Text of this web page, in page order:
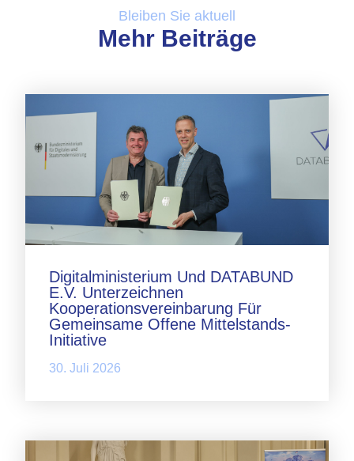
Bleiben Sie aktuell
Mehr Beiträge
Digitalministerium Und DATABUND
E.V. Unterzeichnen
Kooperationsvereinbarung Für
Gemeinsame Offene Mittelstands-
Initiative
30. Juli 2026